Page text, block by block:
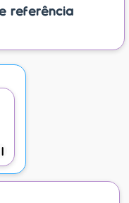
referência